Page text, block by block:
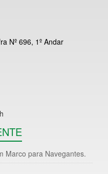
Nº 696, 1º Andar
Marco para Navegantes.